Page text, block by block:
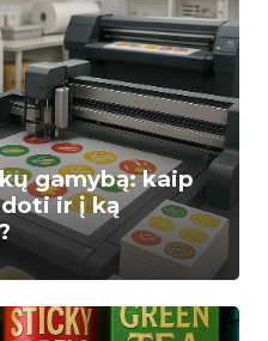
gamybą: kaip
ir į ką